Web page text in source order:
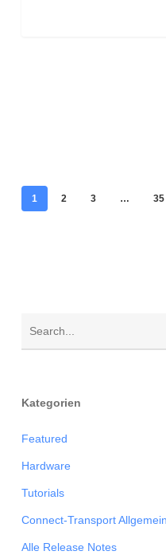
1 2 3 … 35
Kategorien
Featured
Hardware
Tutorials
Connect-Transport Allgemein
Alle Release Notes